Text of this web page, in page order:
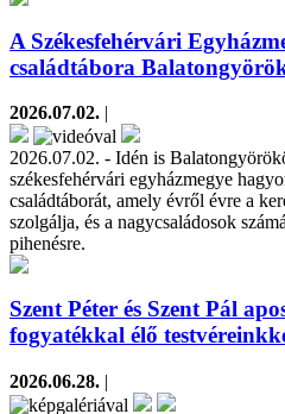
A Székesfehérvári
családtábora
2026.07.02. |
2026.07.02. - Idén is
székesfehérvári egyházmegye
családtáborát, amely évről évre a
szolgálja, és a nagycsaládosok
pihenésre.
Szent Péter és Szent Pál
fogyatékkal élő
2026.06.28. |